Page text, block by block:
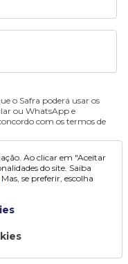
o Safra poderá usar os
ou WhatsApp e
com os termos de
Ao clicar em "Aceitar
do site. Saiba
Mas, se preferir, escolha